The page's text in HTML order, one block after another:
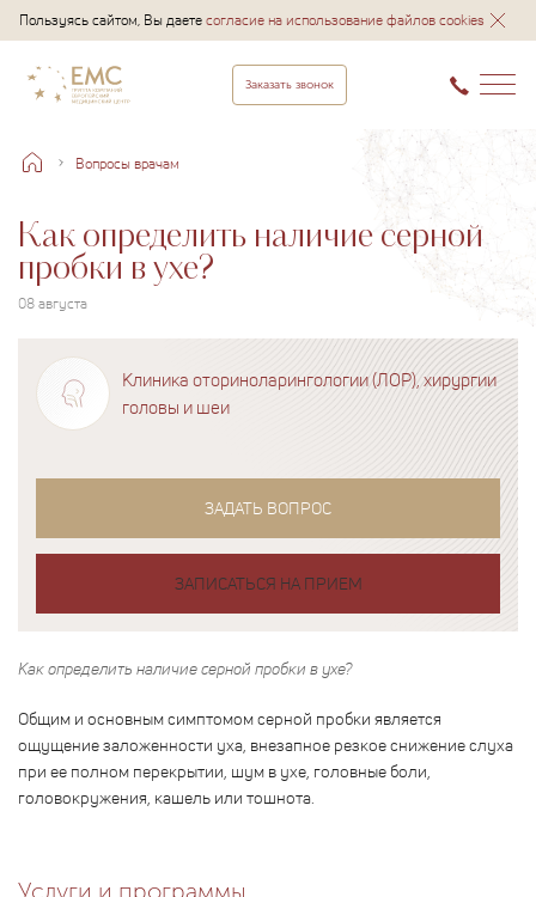
Пользуясь сайтом, Вы даетесогласие на использование файлов cookies
Заказать звонок
Вопросы врачам
Как определить наличие серной
пробки в ухе?
08 августа
Клиника оториноларингологии (ЛОР), хирургии
головы и шеи
ЗАДАТЬ ВОПРОС
ЗАПИСАТЬСЯ НА ПРИЕМ
Как определить наличие серной пробки в ухе?
Общим и основным симптомом серной пробки является
ощущение заложенности уха, внезапное резкое снижение слуха
при ее полном перекрытии, шум в ухе, головные боли,
головокружения, кашель или тошнота.
Услуги и программы